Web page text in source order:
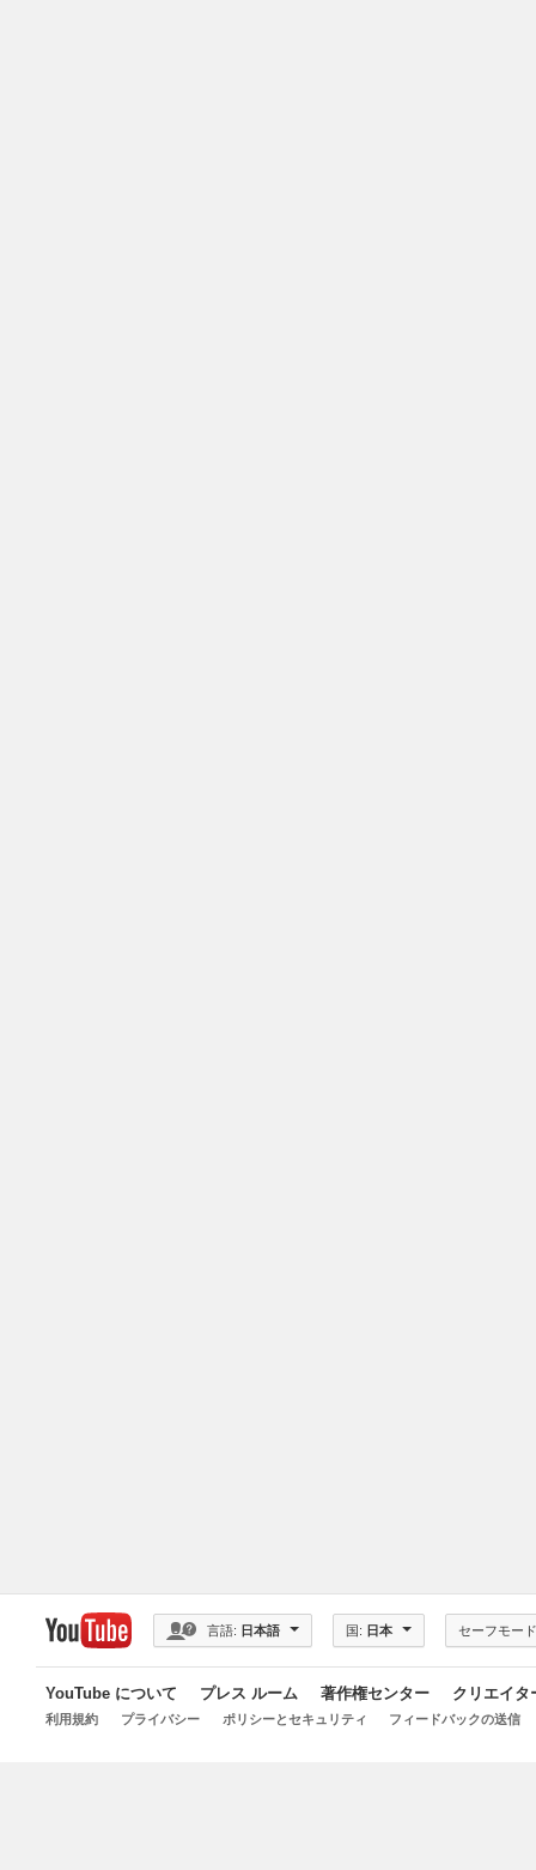
言語: 日本語 国: 日本 セーフモー
YouTube について プレス ルーム 著作権センター クリエイタ
利用規約 プライバシー ポリシーとセキュリティ フィードバックの送信